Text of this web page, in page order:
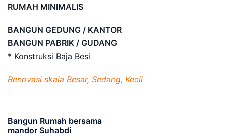
RUMAH MINIMALIS
BANGUN GEDUNG / KANTOR
BANGUN PABRIK / GUDANG
* Konstruksi Baja Besi
Renovasi skala Besar, Sedang, Kecil
Bangun Rumah bersama
mandor Suhabdi